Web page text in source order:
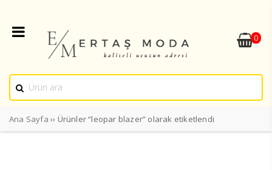
0
Ana Sayfa ›› Ürünler “leopar blazer” olarak etiketlendi